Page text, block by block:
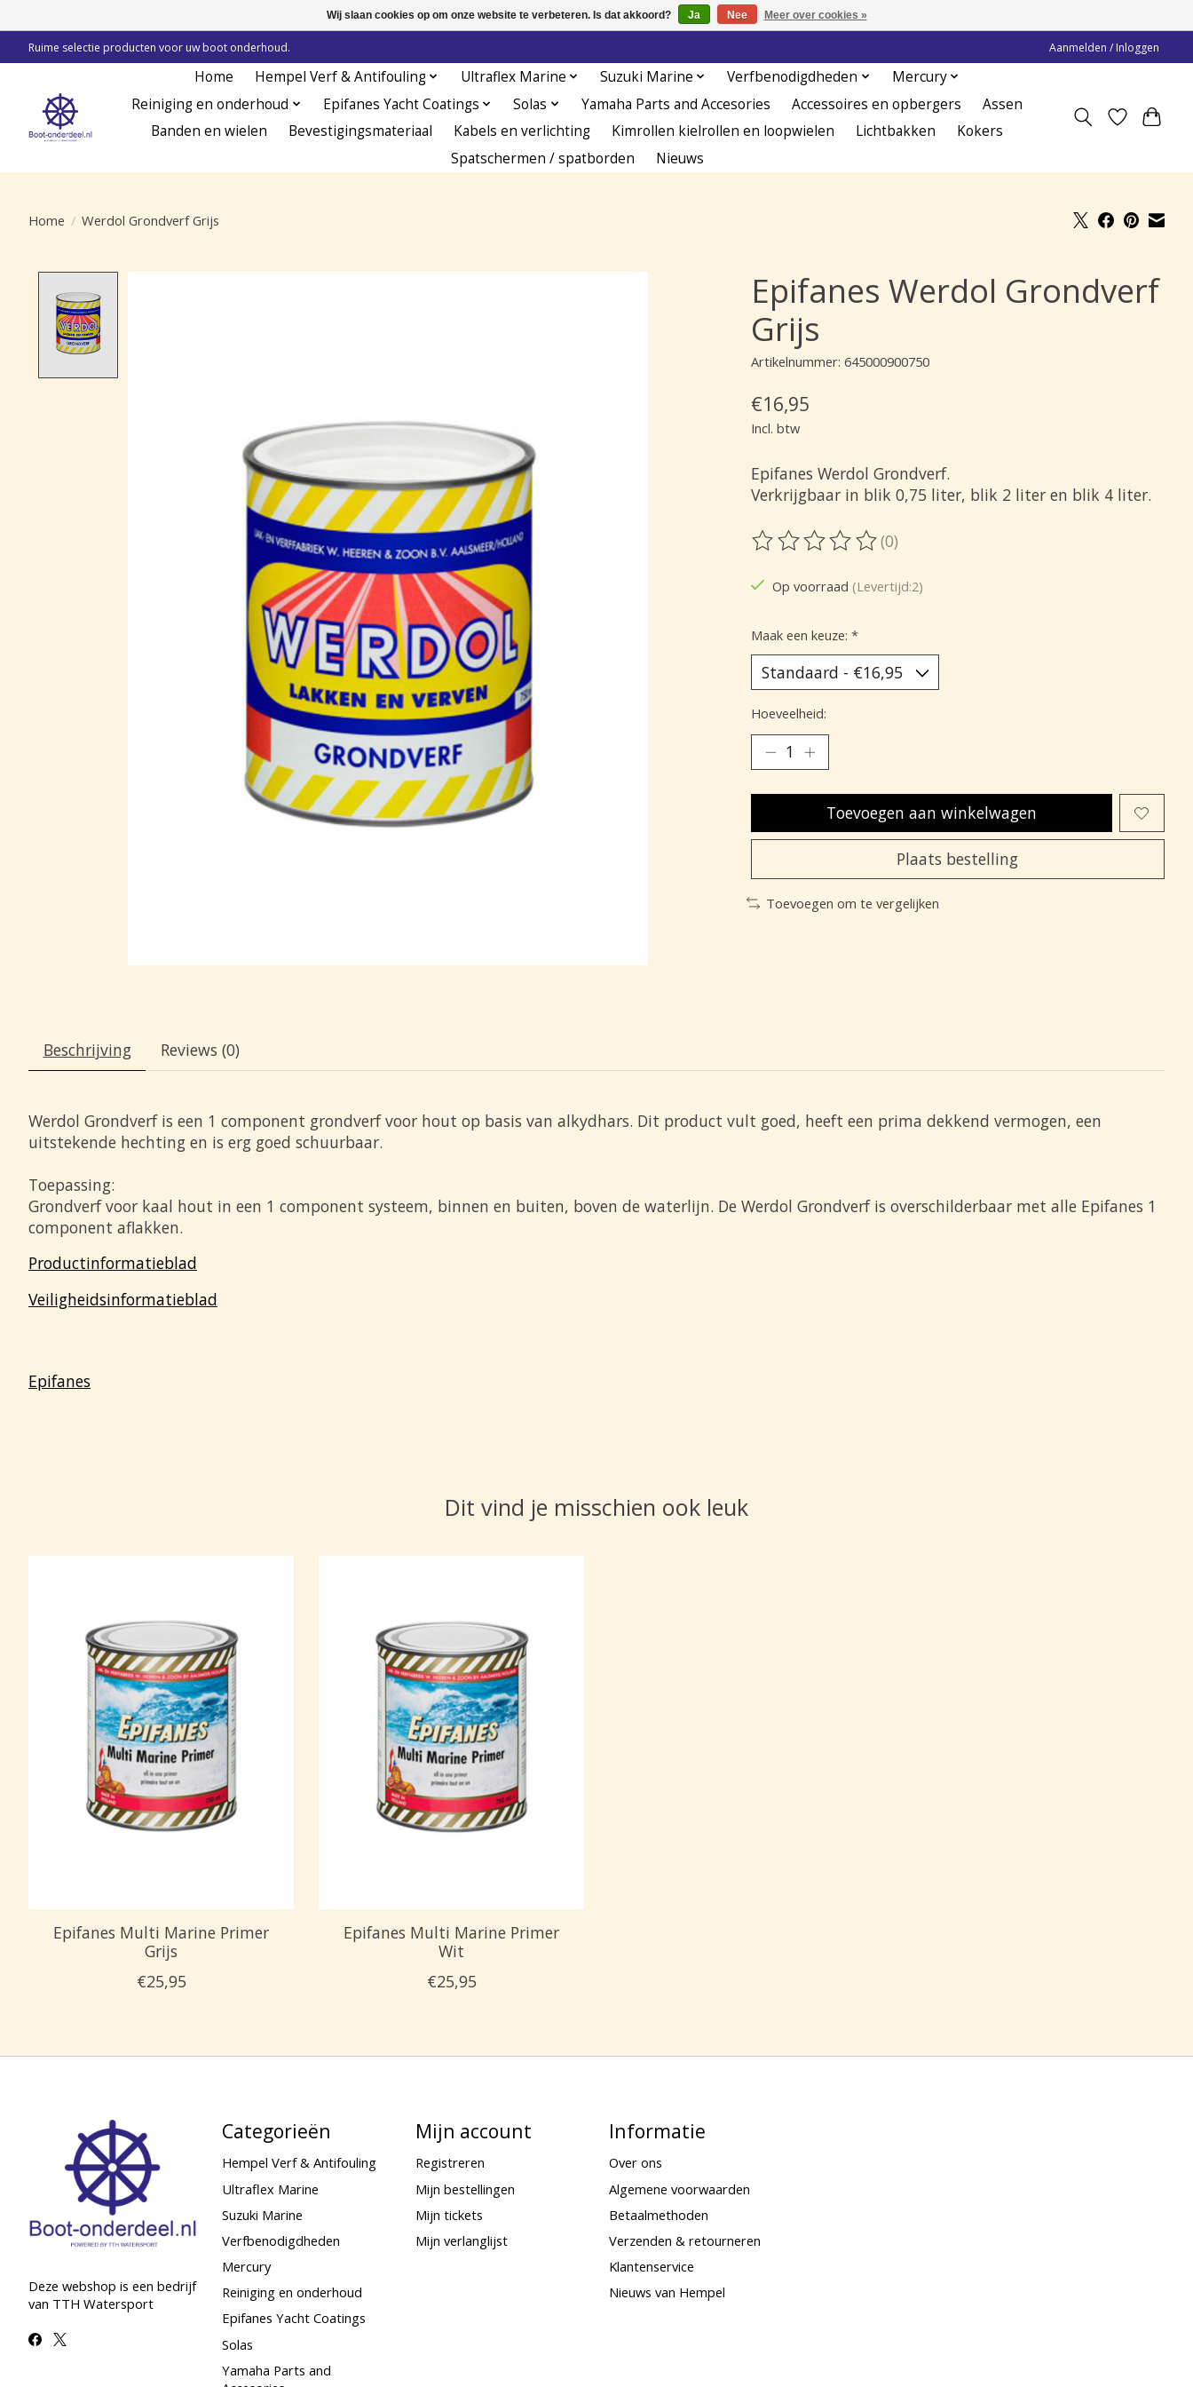
Ruime selectie producten voor uw boot onderhoud. Aanmelden / Inloggen
Home Hempel Verf & Antifouling Ultraflex Marine Suzuki Marine Verfbenodigdheden
Mercury
Reiniging en onderhoud
Epifanes Yacht Coatings Solas Yamaha Parts and Accesories Accessoires en opbergers
Assen
Banden en wielen
Bevestigingsmateriaal Kabels en verlichting Kimrollen kielrollen en loopwielen Lichtbakken
Kokers
Spatschermen / spatborden
Nieuws
Home / Werdol Grondverf Grijs
Epifanes Werdol Grondverf
Grijs
Artikelnummer: 645000900750
€16,95
Incl. btw
Epifanes Werdol Grondverf.
Verkrijgbaar in blik 0,75 liter, blik 2 liter en blik 4 liter.
De beoordeling van dit product is
(0)
Op voorraad (Levertijd:2)
Maak een keuze: *
Hoeveelheid:
Toevoegen aan winkelwagen
Plaats bestelling
Toevoegen om te vergelijken
Beschrijving Reviews (0)
Werdol Grondverf is een 1 component grondverf voor hout op basis van alkydhars. Dit product vult goed, heeft een prima dekkend vermogen, een
uitstekende hechting en is erg goed schuurbaar.
Toepassing:
Grondverf voor kaal hout in een 1 component systeem, binnen en buiten, boven de waterlijn. De Werdol Grondverf is overschilderbaar met alle Epifanes 1
component aflakken.
Productinformatieblad
Veiligheidsinformatieblad
Epifanes
Dit vind je misschien ook leuk
Epifanes Multi Marine Primer
Grijs
€25,95
Epifanes Multi Marine Primer
Wit
€25,95
Deze webshop is een bedrijf
van TTH Watersport
Categorieën
Hempel Verf & Antifouling
Ultraflex Marine
Suzuki Marine
Verfbenodigdheden
Mercury
Reiniging en onderhoud
Epifanes Yacht Coatings
Solas
Yamaha Parts and
Mijn account
Registreren
Mijn bestellingen
Mijn tickets
Mijn verlanglijst
Informatie
Over ons
Algemene voorwaarden
Betaalmethoden
Verzenden & retourneren
Klantenservice
Nieuws van Hempel
Wij slaan cookies op om onze website te verbeteren. Is dat akkoord? Ja Nee Meer over cookies »